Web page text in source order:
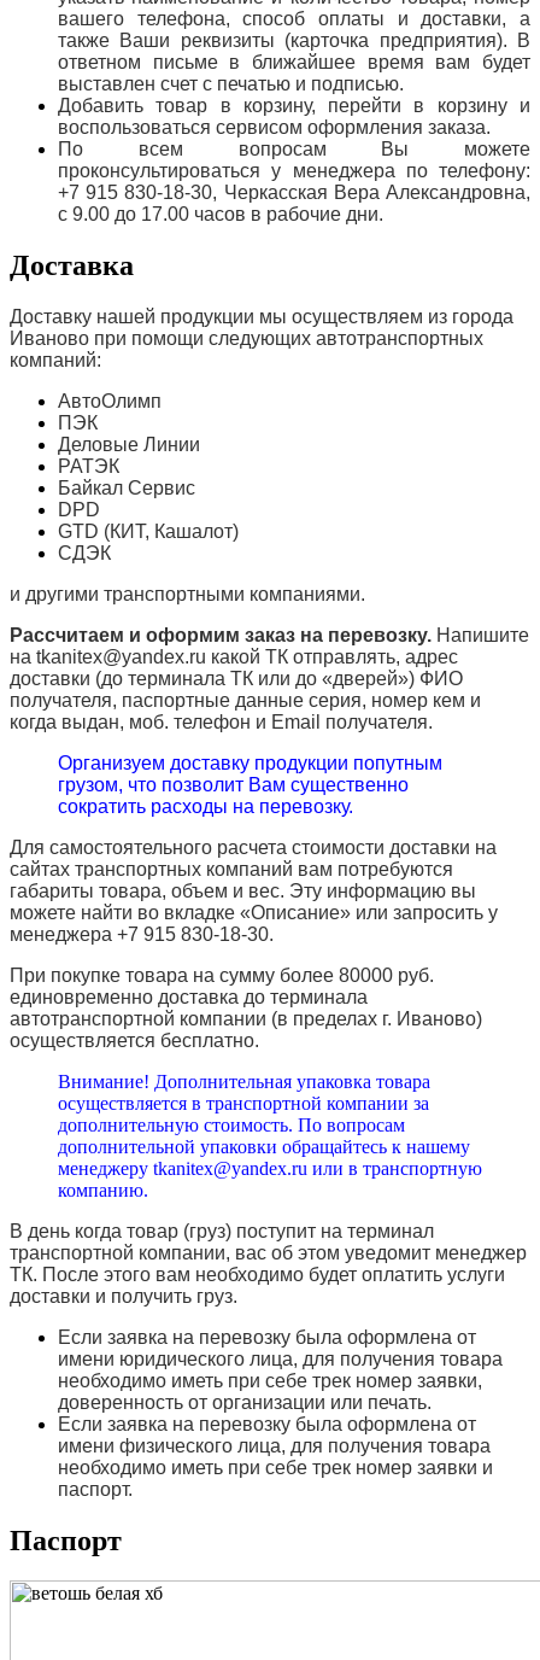
вашего телефона, способ оплаты и доставки, а
также Ваши реквизиты (карточка предприятия). В
ответном письме в ближайшее время вам будет
выставлен счет с печатью и подписью.
Добавить товар в корзину, перейти в корзину и
воспользоваться сервисом оформления заказа.
По всем вопросам Вы можете
проконсультироваться у менеджера по телефону:
+7 915 830-18-30, Черкасская Вера Александровна,
с 9.00 до 17.00 часов в рабочие дни.
Доставка
Доставку нашей продукции мы осуществляем из города
Иваново при помощи следующих автотранспортных
компаний:
АвтоОлимп
ПЭК
Деловые Линии
РАТЭК
Байкал Сервис
DPD
GTD (КИТ, Кашалот)
СДЭК
и другими транспортными компаниями.
Рассчитаем и оформим заказ на перевозку. Напишите
на tkanitex@yandex.ru какой ТК отправлять, адрес
доставки (до терминала ТК или до «дверей») ФИО
получателя, паспортные данные серия, номер кем и
когда выдан, моб. телефон и Email получателя.
Организуем доставку продукции попутным
грузом, что позволит Вам существенно
сократить расходы на перевозку.
Для самостоятельного расчета стоимости доставки на
сайтах транспортных компаний вам потребуются
габариты товара, объем и вес. Эту информацию вы
можете найти во вкладке «Описание» или запросить у
менеджера +7 915 830-18-30.
При покупке товара на сумму более 80000 руб.
единовременно доставка до терминала
автотранспортной компании (в пределах г. Иваново)
осуществляется бесплатно.
Внимание! Дополнительная упаковка товара
осуществляется в транспортной компании за
дополнительную стоимость. По вопросам
дополнительной упаковки обращайтесь к нашему
менеджеру tkanitex@yandex.ru или в транспортную
компанию.
В день когда товар (груз) поступит на терминал
транспортной компании, вас об этом уведомит менеджер
ТК. После этого вам необходимо будет оплатить услуги
доставки и получить груз.
Если заявка на перевозку была оформлена от
имени юридического лица, для получения товара
необходимо иметь при себе трек номер заявки,
доверенность от организации или печать.
Если заявка на перевозку была оформлена от
имени физического лица, для получения товара
необходимо иметь при себе трек номер заявки и
паспорт.
Паспорт